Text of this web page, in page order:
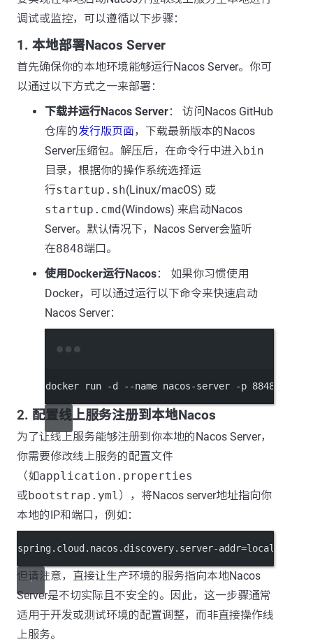
调试或监控，可以遵循以下步骤：
1. 本地部署Nacos Server
首先确保你的本地环境能够运行Nacos Server。你可
以通过以下方式之一来部署：
下载并运行Nacos Server： 访问Nacos GitHub
仓库的发行版页面，下载最新版本的Nacos
Server压缩包。解压后，在命令行中进入bin
目录，根据你的操作系统选择运
行startup.sh(Linux/macOS) 或
startup.cmd(Windows) 来启动Nacos
Server。默认情况下，Nacos Server会监听
在8848端口。
使用Docker运行Nacos： 如果你习惯使用
Docker，可以通过运行以下命令来快速启动
Nacos Server：
docker run -d --name nacos-server -p 8848
2. 配置线上服务注册到本地Nacos
为了让线上服务能够注册到你本地的Nacos Server，
你需要修改线上服务的配置文件
（如application.properties
或bootstrap.yml ），将Nacos server地址指向你
本地的IP和端口，例如：
spring.cloud.nacos.discovery.server-addr
但请注意，直接让生产环境的服务指向本地Nacos
Server是不切实际且不安全的。因此，这一步骤通常
适用于开发或测试环境的配置调整，而非直接操作线
上服务。